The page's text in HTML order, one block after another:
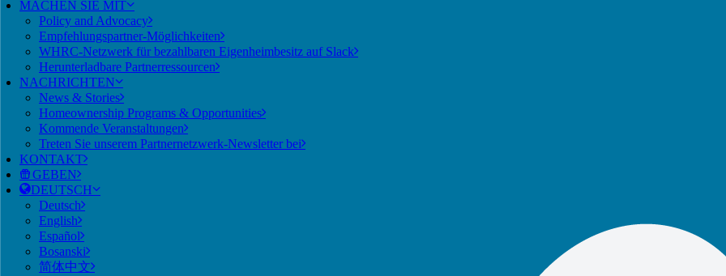
MACHEN SIE MIT
Policy and Advocacy
Empfehlungspartner-Möglichkeiten
WHRC-Netzwerk für bezahlbaren Eigenheimbesitz auf Slack
Herunterladbare Partnerressourcen
NACHRICHTEN
News & Stories
Homeownership Programs & Opportunities
Kommende Veranstaltungen
Treten Sie unserem Partnernetzwerk-Newsletter bei
KONTAKT
GEBEN
DEUTSCH
Deutsch
English
Español
Bosanski
简体中文